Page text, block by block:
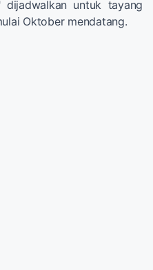
untuk tayang
Oktober mendatang.